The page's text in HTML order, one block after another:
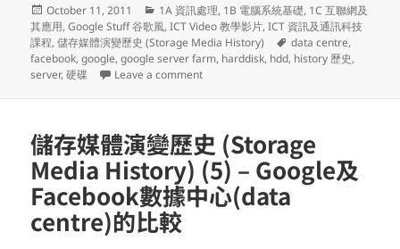
Posted
on
October 11, 2011 Categories
1A 資訊處理, 1B 電腦系統基礎, 1C 互聯網及
其應用,Google Stuff 谷歌風,ICT Video 教學影片,ICT 資訊及通訊科技
課程,儲存媒體演變歷史 (Storage Media History) Tags
data centre,
facebook,google,google server farm, harddisk, hdd, history 歷史,
server,硬碟 Leave a commenton 儲存媒體演變歷史 (Storage Media
儲存媒體演變歷史 (Storage
Media History) (5) – Google及
Facebook數據中心(data
centre)的比較